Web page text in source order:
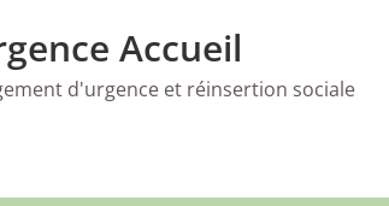
Accueil
d'urgence et réinsertion sociale